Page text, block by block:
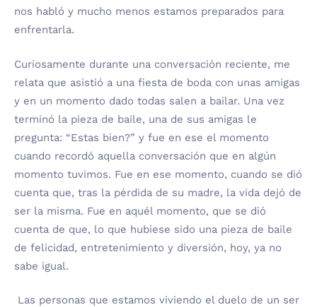
nos habló y mucho menos estamos preparados para
enfrentarla.
Curiosamente durante una conversación reciente, me
relata que asistió a una fiesta de boda con unas amigas
y en un momento dado todas salen a bailar. Una vez
terminó la pieza de baile, una de sus amigas le
pregunta: “Estas bien?” y fue en ese el momento
cuando recordó aquella conversación que en algún
momento tuvimos. Fue en ese momento, cuando se dió
cuenta que, tras la pérdida de su madre, la vida dejó de
ser la misma. Fue en aquél momento, que se dió
cuenta de que, lo que hubiese sido una pieza de baile
de felicidad, entretenimiento y diversión, hoy, ya no
sabe igual.
Las personas que estamos viviendo el duelo de un ser